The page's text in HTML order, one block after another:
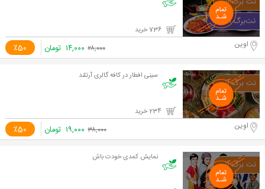
٪50 اوین ۲۸,۰۰۰ ۱۴,۰۰۰ تومان
سینی افطار در کافه گالری آرتلند
٪50 اوین ۳۸,۰۰۰ ۱۹,۰۰۰ تومان
نمایش کمدی خودت باش